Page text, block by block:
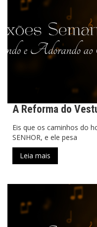
A Reforma do
Eis que os caminhos do
SENHOR, e ele pesa
Leia mais